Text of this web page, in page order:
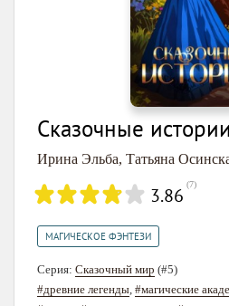
Сказочные истории
Ирина Эльба, Татьяна
3.86 (7)
МАГИЧЕСКОЕ ФЭНТЕЗИ
Серия: Сказочный мир (#5)
#древние легенды #магические